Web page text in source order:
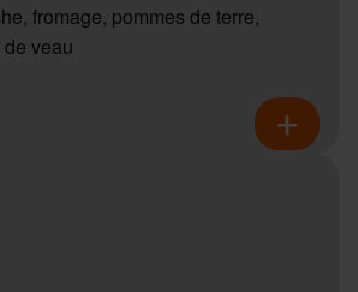
fromage, pommes de terre,
veau